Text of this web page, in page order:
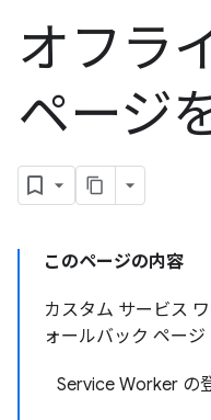
オフラ
ページ
このページの内容
カスタム サービス
ォールバック ページ
Service Worker の